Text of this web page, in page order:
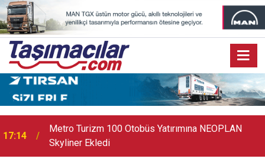
17:07 Audi Q9 Markanın En Büyük SUV Modeli Oldu